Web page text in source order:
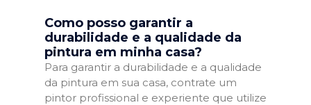
Como posso garantir a
durabilidade e a qualidade da
pintura em minha casa?
Para garantir a durabilidade e a qualidade
da pintura em sua casa, contrate um
pintor profissional e experiente que utilize